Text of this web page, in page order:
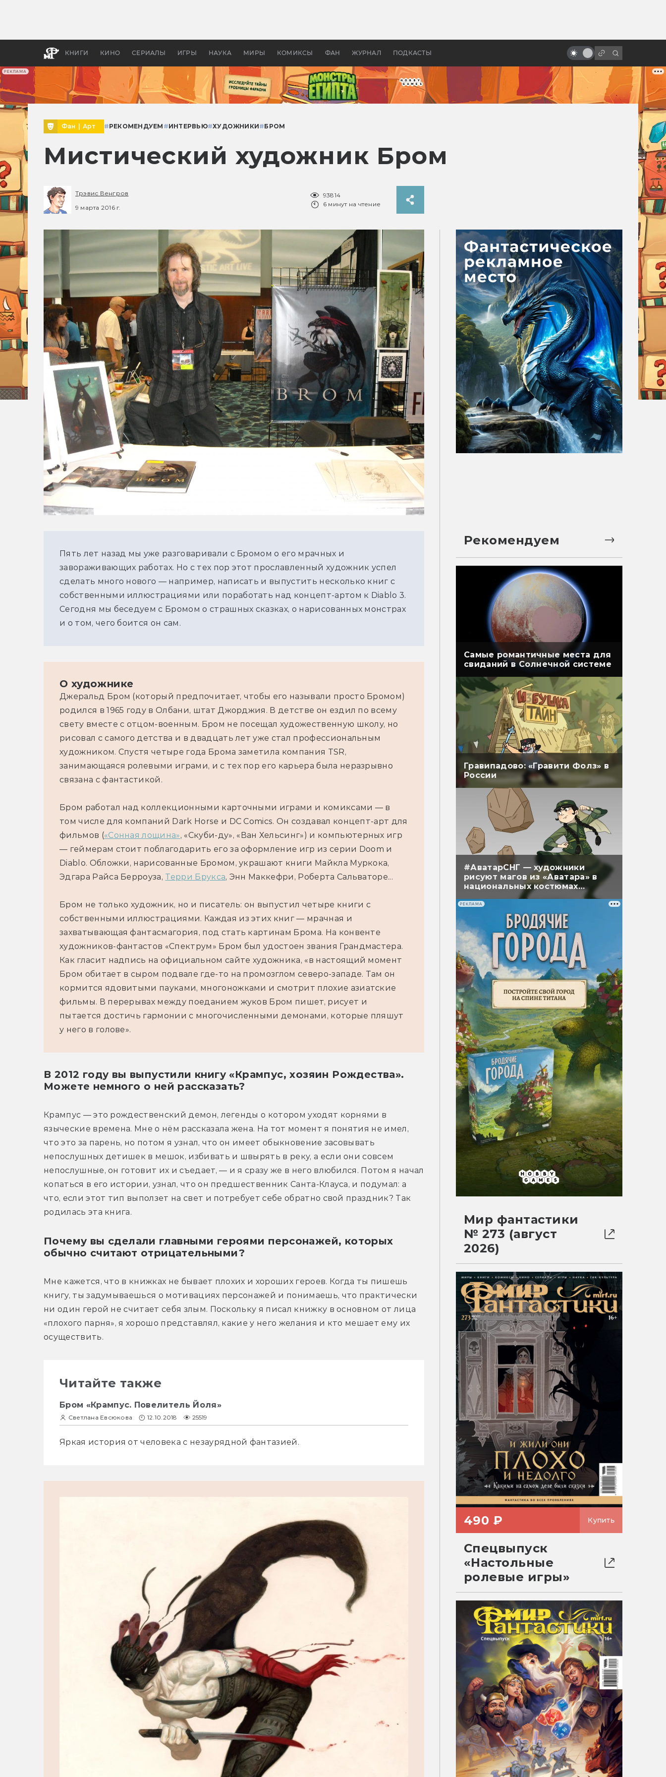
РЕКЛАМА
КНИГИ КИНО СЕРИАЛЫ ИГРЫ НАУКА МИРЫ КОМИКСЫ ФАН ЖУРНАЛ ПОДКАСТЫ
апокалипсис, в России —
бы «Властелина колец»
в Советском Союзе
Фан Арт #РЕКОМЕНДУЕМ #ИНТЕРВЬЮ#ХУДОЖНИКИ#БРОМ
Мистический художник Бром
Трэвис Венгров
9 марта 2016 г.
93814
6 минут на чтение
Пять лет назад мы уже разговаривали с Бромом о его мрачных и
завораживающих работах. Но с тех пор этот прославленный художник успел
сделать много нового — например, написать и выпустить несколько книг с
собственными иллюстрациями или поработать над концепт-артом к Diablo 3.
Сегодня мы беседуем с Бромом о страшных сказках, о нарисованных монстрах
и о том, чего боится он сам.
О художнике
Джеральд Бром (который предпочитает, чтобы его называли просто Бромом)
родился в 1965 году в Олбани, штат Джорджия. В детстве он ездил по всему
свету вместе с отцом-военным. Бром не посещал художественную школу, но
рисовал с самого детства и в двадцать лет уже стал профессиональным
художником. Спустя четыре года Брома заметила компания TSR,
занимающаяся ролевыми играми, и с тех пор его карьера была неразрывно
связана с фантастикой.
Бром работал над коллекционными карточными играми и комиксами — в
том числе для компаний Dark Horse и DС Comics. Он создавал концепт-арт для
фильмов («Сонная лощина», «Скуби-ду», «Ван Хельсинг») и компьютерных игр
— геймерам стоит поблагодарить его за оформление игр из серии Doom и
Diablo. Обложки, нарисованные Бромом, украшают книги Майкла Муркока,
Эдгара Райса Берроуза, Терри Брукса, Энн Маккефри, Роберта Сальваторе...
Бром не только художник, но и писатель: он выпустил четыре книги с
собственными иллюстрациями. Каждая из этих книг — мрачная и
захватывающая фантасмагория, под стать картинам Брома. На конвенте
художников-фантастов «Спектрум» Бром был удостоен звания Грандмастера.
Как гласит надпись на официальном сайте художника, «в настоящий момент
Бром обитает в сыром подвале где-то на промозглом северо-западе. Там он
кормится ядовитыми пауками, многоножками и смотрит плохие азиатские
фильмы. В перерывах между поеданием жуков Бром пишет, рисует и
пытается достичь гармонии с многочисленными демонами, которые пляшут
у него в голове».
В 2012 году вы выпустили книгу «Крампус, хозяин Рождества».
Можете немного о ней рассказать?
Крампус — это рождественский демон, легенды о котором уходят корнями в
языческие времена. Мне о нём рассказала жена. На тот момент я понятия не имел,
что это за парень, но потом я узнал, что он имеет обыкновение засовывать
непослушных детишек в мешок, избивать и швырять в реку, а если они совсем
непослушные, он готовит их и съедает, — и я сразу же в него влюбился. Потом я начал
копаться в его истории, узнал, что он предшественник Санта-Клауса, и подумал: а
что, если этот тип выползет на свет и потребует себе обратно свой праздник? Так
родилась эта книга.
Почему вы сделали главными героями персонажей, которых
обычно считают отрицательными?
Мне кажется, что в книжках не бывает плохих и хороших героев. Когда ты пишешь
книгу, ты задумываешься о мотивациях персонажей и понимаешь, что практически
ни один герой не считает себя злым. Поскольку я писал книжку в основном от лица
«плохого парня», я хорошо представлял, какие у него желания и кто мешает ему их
осуществить.
Читайте также
Бром «Крампус. Повелитель Йоля»
Светлана Евсюкова 12.10.2018 25519
Яркая история от человека с незаурядной фантазией.
Рекомендуем
Самые романтичные места для
свиданий в Солнечной системе
Гравипадово: «Гравити Фолз» в
России
#АватарСНГ — художники
рисуют магов из «Аватара» в
национальных костюмах
народов СНГ
РЕКЛАМА
Мир фантастики
№ 273 (август
2026)
490 ₽ Купить
Спецвыпуск
«Настольные
ролевые игры»